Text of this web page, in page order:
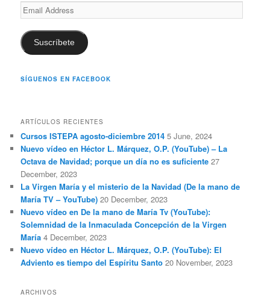
Email
Address
Suscríbete
SÍGUENOS EN FACEBOOK
ARTÍCULOS RECIENTES
Cursos ISTEPA agosto-diciembre 2014 5 June, 2024
Nuevo vídeo en Héctor L. Márquez, O.P. (YouTube) – La
Octava de Navidad; porque un día no es suficiente 27
December, 2023
La Virgen María y el misterio de la Navidad (De la mano de
María TV – YouTube) 20 December, 2023
Nuevo vídeo en De la mano de María Tv (YouTube):
Solemnidad de la Inmaculada Concepción de la Virgen
María 4 December, 2023
Nuevo vídeo en Héctor L. Márquez, O.P. (YouTube): El
Adviento es tiempo del Espíritu Santo 20 November, 2023
ARCHIVOS